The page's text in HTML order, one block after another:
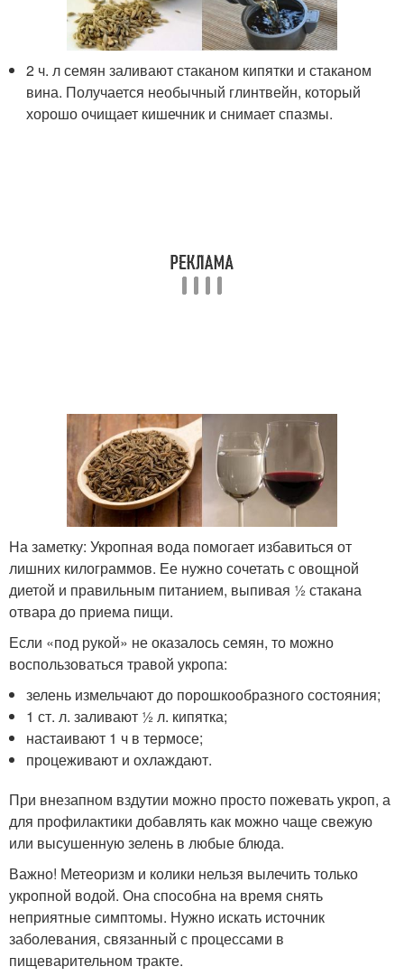
2 ч. л семян заливают стаканом кипятки и стаканом
вина. Получается необычный глинтвейн, который
хорошо очищает кишечник и снимает спазмы.
На заметку: Укропная вода помогает избавиться от
лишних килограммов. Ее нужно сочетать с овощной
диетой и правильным питанием, выпивая 1⁄2 стакана
отвара до приема пищи.
Если «под рукой» не оказалось семян, то можно
воспользоваться травой укропа:
зелень измельчают до порошкообразного состояния;
1 ст. л. заливают 1⁄2 л. кипятка;
настаивают 1 ч в термосе;
процеживают и охлаждают.
При внезапном вздутии можно просто пожевать укроп, а
для профилактики добавлять как можно чаще свежую
или высушенную зелень в любые блюда.
Важно! Метеоризм и колики нельзя вылечить только
укропной водой. Она способна на время снять
неприятные симптомы. Нужно искать источник
заболевания, связанный с процессами в
пищеварительном тракте.